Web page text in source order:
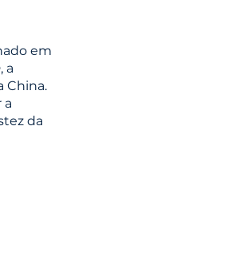
em
a
China.
a
da